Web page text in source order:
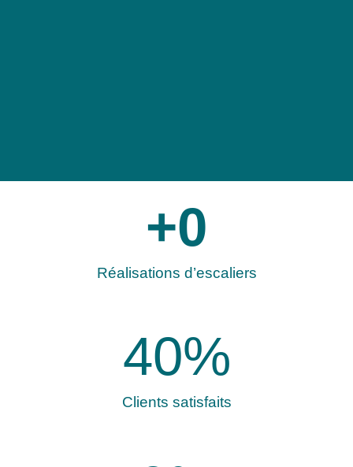
Réalisations d’escaliers
+0
Clients satisfaits
40%